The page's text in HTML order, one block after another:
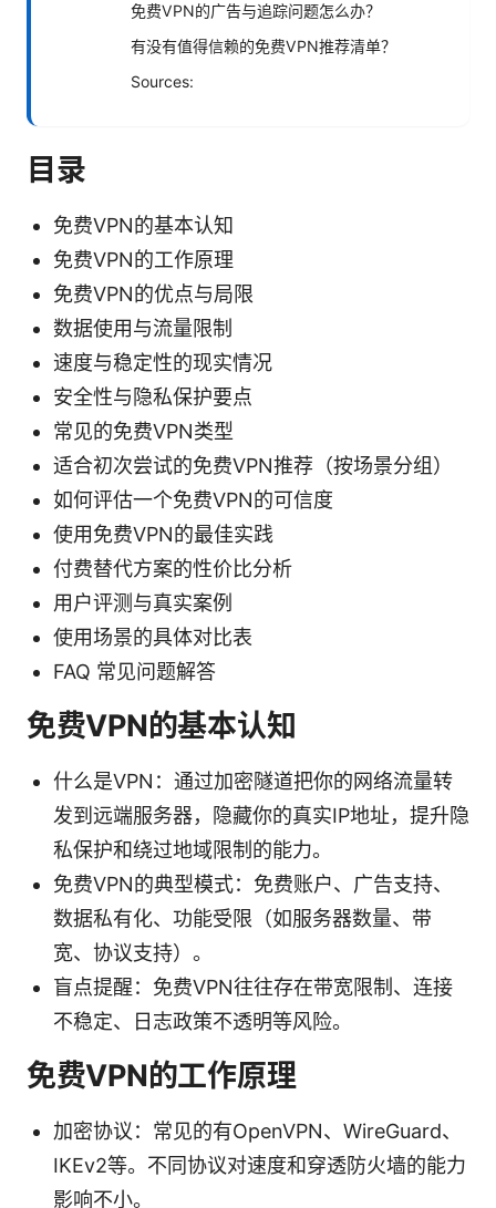
免费VPN的广告与追踪问题怎么办？
有没有值得信赖的免费VPN推荐清单？
Sources:
目录
免费VPN的基本认知
免费VPN的工作原理
免费VPN的优点与局限
数据使用与流量限制
速度与稳定性的现实情况
安全性与隐私保护要点
常见的免费VPN类型
适合初次尝试的免费VPN推荐（按场景分组）
如何评估一个免费VPN的可信度
使用免费VPN的最佳实践
付费替代方案的性价比分析
用户评测与真实案例
使用场景的具体对比表
FAQ 常见问题解答
免费VPN的基本认知
什么是VPN：通过加密隧道把你的网络流量转
发到远端服务器，隐藏你的真实IP地址，提升隐
私保护和绕过地域限制的能力。
免费VPN的典型模式：免费账户、广告支持、
数据私有化、功能受限（如服务器数量、带
宽、协议支持）。
盲点提醒：免费VPN往往存在带宽限制、连接
不稳定、日志政策不透明等风险。
免费VPN的工作原理
加密协议：常见的有OpenVPN、WireGuard、
IKEv2等。不同协议对速度和穿透防火墙的能力
影响不小。